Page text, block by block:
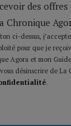
des offres
Chronique
ci-dessus,
pour que je
Agora et mon
désinscrire de
.